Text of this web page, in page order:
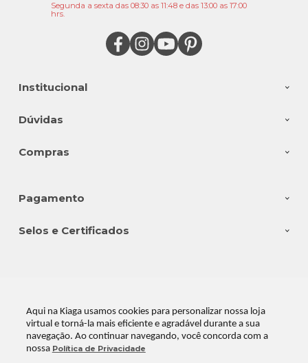
Aqui na Kiaga usamos cookies para personalizar nossa loja
virtual e torná-la mais eficiente e agradável durante a sua
navegação. Ao continuar navegando, você concorda com a
nossa Política de Privacidade
Institucional
Dúvidas
Compras
Segunda a sexta das 08:30 as 11:48 e das 13:00 as 17:00
hrs.
Pagamento
Selos e Certificados
CNPJ: 08.176.528/0001-28 | © Todos os direitos reservados - Kiaga - 2026